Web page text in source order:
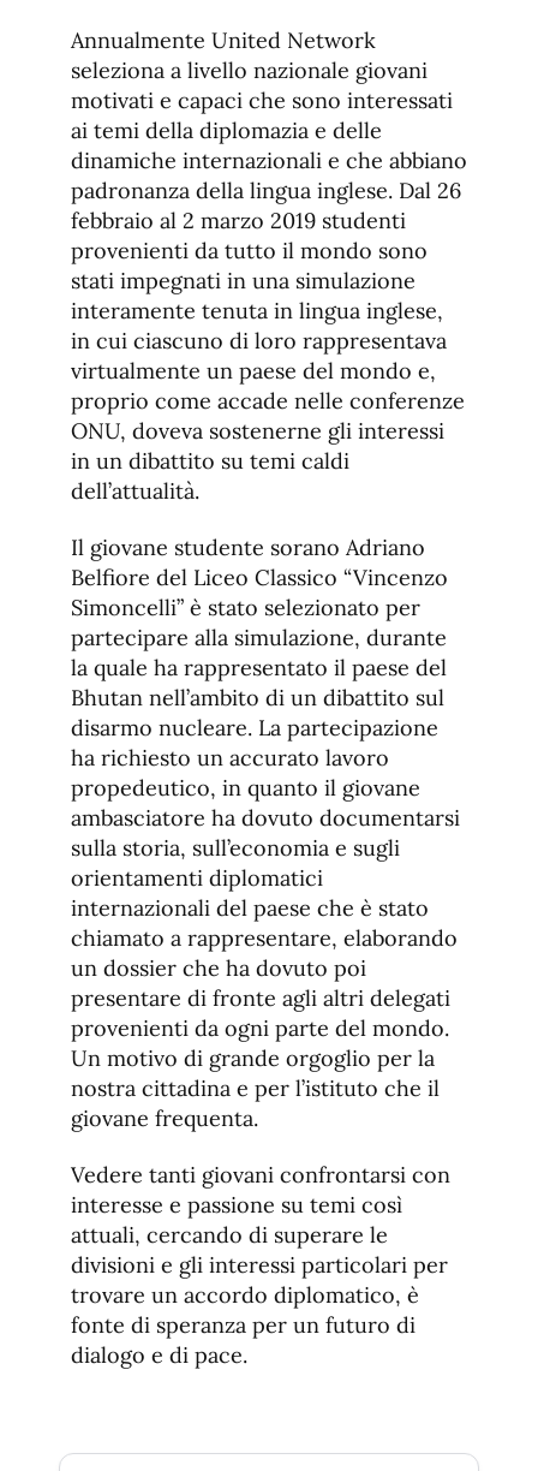
Annualmente United Network
seleziona a livello nazionale giovani
motivati e capaci che sono interessati
ai temi della diplomazia e delle
dinamiche internazionali e che abbiano
padronanza della lingua inglese. Dal 26
febbraio al 2 marzo 2019 studenti
provenienti da tutto il mondo sono
stati impegnati in una simulazione
interamente tenuta in lingua inglese,
in cui ciascuno di loro rappresentava
virtualmente un paese del mondo e,
proprio come accade nelle conferenze
ONU, doveva sostenerne gli interessi
in un dibattito su temi caldi
dell’attualità.
Il giovane studente sorano Adriano
Belfiore del Liceo Classico “Vincenzo
Simoncelli” è stato selezionato per
partecipare alla simulazione, durante
la quale ha rappresentato il paese del
Bhutan nell’ambito di un dibattito sul
disarmo nucleare. La partecipazione
ha richiesto un accurato lavoro
propedeutico, in quanto il giovane
ambasciatore ha dovuto documentarsi
sulla storia, sull’economia e sugli
orientamenti diplomatici
internazionali del paese che è stato
chiamato a rappresentare, elaborando
un dossier che ha dovuto poi
presentare di fronte agli altri delegati
provenienti da ogni parte del mondo.
Un motivo di grande orgoglio per la
nostra cittadina e per l’istituto che il
giovane frequenta.
Vedere tanti giovani confrontarsi con
interesse e passione su temi così
attuali, cercando di superare le
divisioni e gli interessi particolari per
trovare un accordo diplomatico, è
fonte di speranza per un futuro di
dialogo e di pace.